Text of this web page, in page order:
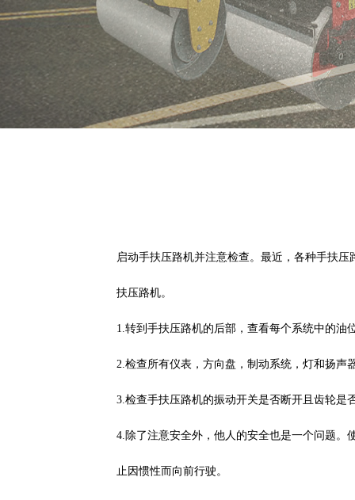
启动手扶压路机并注意检查。最近，各种手扶
扶压路机。
1.转到手扶压路机的后部，查看每个系统中的
2.检查所有仪表，方向盘，制动系统，灯和扬声
3.检查手扶压路机的振动开关是否断开且齿轮是
4.除了注意安全外，他人的安全也是一个问题。
止因惯性而向前行驶。